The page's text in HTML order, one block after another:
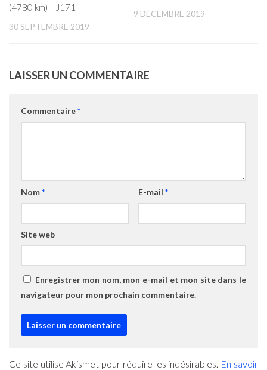
(4780 km) – J171
30 SEPTEMBRE 2019
9 DÉCEMBRE 2019
LAISSER UN COMMENTAIRE
Commentaire*
Nom* E-mail *
Site web
Enregistrer mon nom, mon e-mail et mon site dans le
navigateur pour mon prochain commentaire.
Ce site utilise Akismet pour réduire les indésirables. En savoir